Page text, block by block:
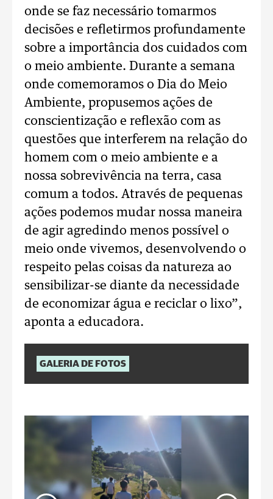
onde se faz necessário tomarmos
decisões e refletirmos profundamente
sobre a importância dos cuidados com
o meio ambiente. Durante a semana
onde comemoramos o Dia do Meio
Ambiente, propusemos ações de
conscientização e reflexão com as
questões que interferem na relação do
homem com o meio ambiente e a
nossa sobrevivência na terra, casa
comum a todos. Através de pequenas
ações podemos mudar nossa maneira
de agir agredindo menos possível o
meio onde vivemos, desenvolvendo o
respeito pelas coisas da natureza ao
sensibilizar-se diante da necessidade
de economizar água e reciclar o lixo”,
aponta a educadora.
GALERIA DE FOTOS